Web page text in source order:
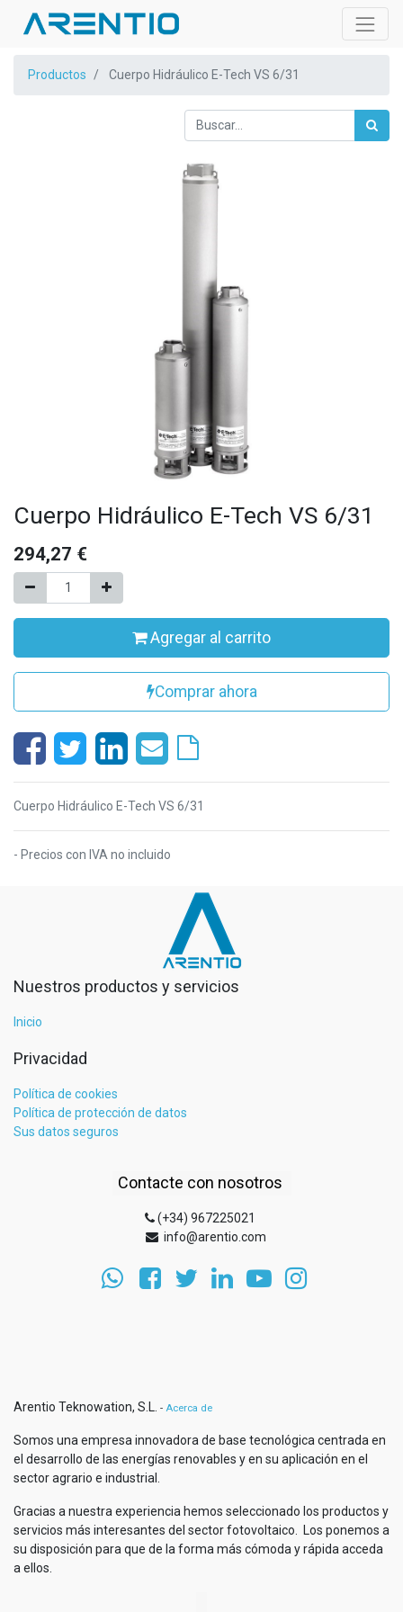
Productos Cuerpo Hidráulico E-Tech VS 6/31
Cuerpo Hidráulico E-Tech VS 6/31
294,27 €
Agregar al carrito
Comprar ahora
Cuerpo Hidráulico E-Tech VS 6/31
- Precios con IVA no incluido
Nuestros productos y servicios
Inicio
Privacidad
Política de cookies
Política de protección de datos
Sus datos seguros
Contacte con nosotros
(+34) 967225021
info@arentio.com
Arentio Teknowation, S.L. - Acerca de
Somos una empresa innovadora de base tecnológica centrada en
el desarrollo de las energías renovables y en su aplicación en el
sector agrario e industrial.
Gracias a nuestra experiencia hemos seleccionado los productos y
servicios más interesantes del sector fotovoltaico. Los ponemos a
su disposición para que de la forma más cómoda y rápida acceda
a ellos.